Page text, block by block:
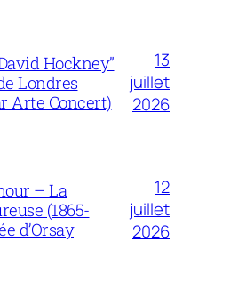
Hockney”
Londres
Arte Concert)
13
juillet
2026
– La
(1865-
d’Orsay
12
juillet
2026